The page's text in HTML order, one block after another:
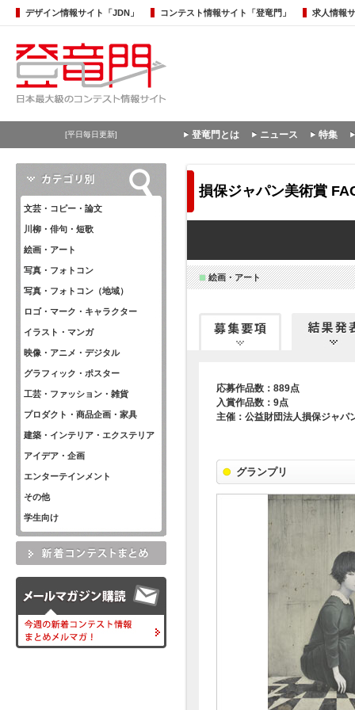
デザイン情報サイト「JDN」 コンテスト情報サイト「登竜門」 求人情報
[平日毎日更新] 登竜門とは ニュース 特集
文芸・コピー・論文
川柳・俳句・短歌
絵画・アート
写真・フォトコン
写真・フォトコン（地域）
ロゴ・マーク・キャラクター
イラスト・マンガ
映像・アニメ・デジタル
グラフィック・ポスター
工芸・ファッション・雑貨
プロダクト・商品企画・家具
建築・インテリア・エクステリア
アイデア・企画
エンターテインメント
その他
学生向け
損保ジャパン美術賞
絵画・アート
応募作品数：889点
入賞作品数：9点
主催：公益財団法人損保ジャパ
グランプリ